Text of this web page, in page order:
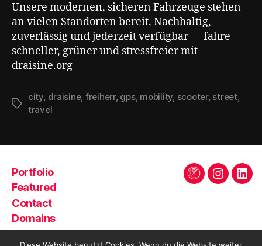
Unsere modernen, sicheren Fahrzeuge stehen
an vielen Standorten bereit. Nachhaltig,
zuverlässig und jederzeit verfügbar — fahre
schneller, grüner und stressfreier mit
draisine.org
Schlagwörter
city, draisine, freiherr, gps, mobility, scooter, street,
travel
Portfolio
Featured
Contact
Domains
Trends